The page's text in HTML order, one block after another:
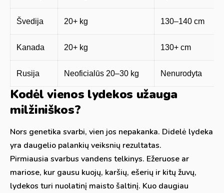
Švedija 20+ kg 130–140 cm
Kanada 20+ kg 130+ cm
Rusija Neoficialūs 20–30 kg Nenurodyta
Kodėl vienos lydekos užauga
milžiniškos?
Nors genetika svarbi, vien jos nepakanka. Didelė lydeka
yra daugelio palankių veiksnių rezultatas.
Pirmiausia svarbus vandens telkinys. Ežeruose ar
mariose, kur gausu kuojų, karšių, ešerių ir kitų žuvų,
lydekos turi nuolatinį maisto šaltinį. Kuo daugiau